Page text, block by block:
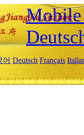
Mobile
어 Deutsch Français